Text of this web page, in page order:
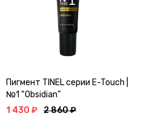
Пигмент TINEL серии E-Touch |
№1 “Obsidian”
1 430 ₽ 2 860 ₽